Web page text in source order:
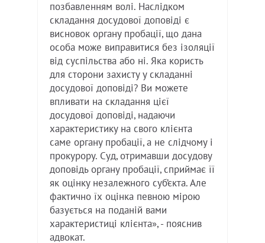
позбавленням волі. Наслідком
складання досудової доповіді є
висновок органу пробації, що дана
особа може виправитися без ізоляції
від суспільства або ні. Яка користь
для сторони захисту у складанні
досудової доповіді? Ви можете
впливати на складання цієї
досудової доповіді, надаючи
характеристику на свого клієнта
саме органу пробації, а не слідчому і
прокурору. Суд, отримавши досудову
доповідь органу пробації, сприймає її
як оцінку незалежного суб’єкта. Але
фактично їх оцінка певною мірою
базується на поданій вами
характеристиці клієнта», - пояснив
адвокат.